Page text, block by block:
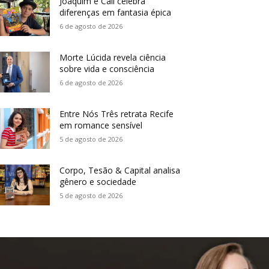
diferenças em fantasia épica
6 de agosto de 2026
Morte Lúcida revela ciência
sobre vida e consciência
6 de agosto de 2026
Entre Nós Três retrata Recife
em romance sensível
5 de agosto de 2026
Corpo, Tesão & Capital analisa
gênero e sociedade
5 de agosto de 2026